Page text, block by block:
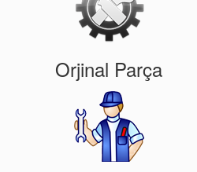
Orjinal Parça